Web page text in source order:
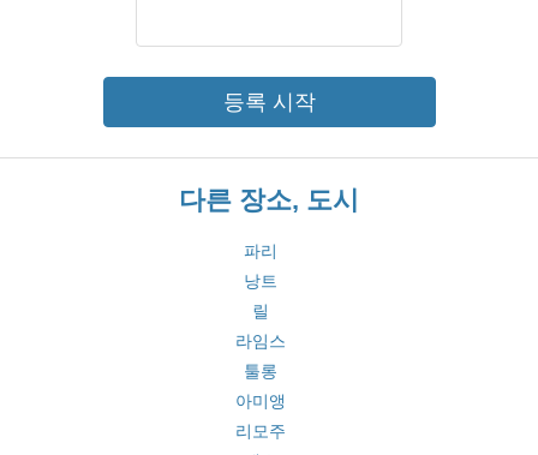
등록 시작
다른 장소, 도시
파리
낭트
릴
라임스
툴롱
아미앵
리모주